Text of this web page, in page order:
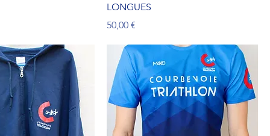
LONGUES
Prix
50,00 €